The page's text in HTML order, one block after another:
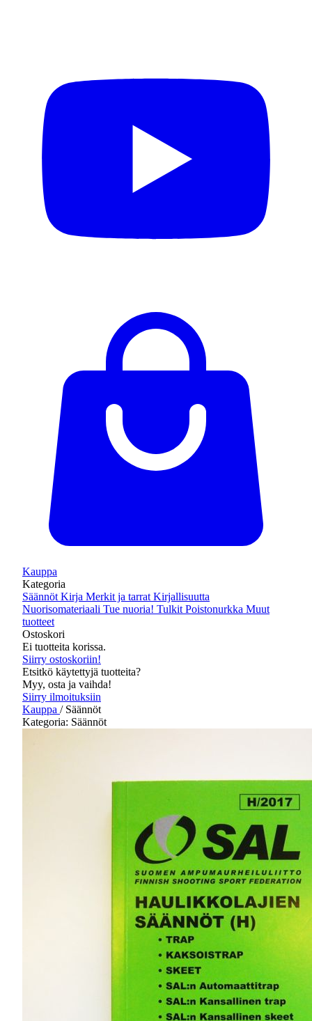
Kauppa
Kategoria
Säännöt Kirja Merkit ja tarrat Kirjallisuutta
Nuorisomateriaali Tue nuoria! Tulkit Poistonurkka Muut
tuotteet
Ostoskori
Ei tuotteita korissa.
Siirry ostoskoriin!
Etsitkö käytettyjä tuotteita?
Myy, osta ja vaihda!
Siirry ilmoituksiin
Kauppa / Säännöt
Kategoria: Säännöt